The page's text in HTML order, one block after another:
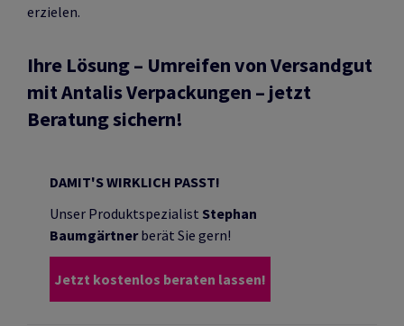
erzielen.
Ihre Lösung – Umreifen von Versandgut
mit Antalis Verpackungen – jetzt
Beratung sichern!
DAMIT'S WIRKLICH PASST!
Unser Produktspezialist Stephan
Baumgärtnerberät Sie gern!
Jetzt kostenlos beraten lassen!